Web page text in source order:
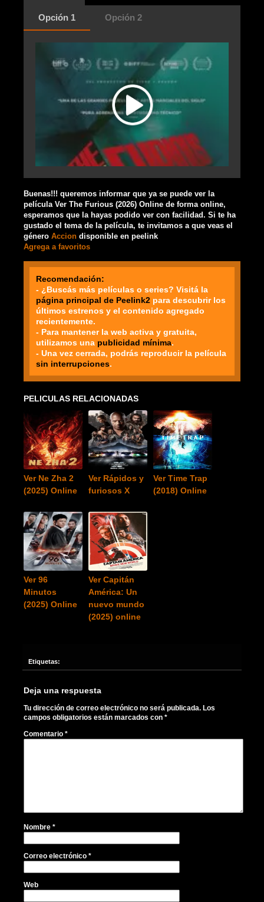
Opción 1 Opción 2
Buenas!!! queremos informar que ya se puede ver la
película Ver The Furious (2026) Online de forma online,
esperamos que la hayas podido ver con facilidad. Si te ha
gustado el tema de la película, te invitamos a que veas el
género Accion disponible en peelink
Agrega a favoritos
Recomendación:
- ¿Buscás más películas o series? Visitá la
página principal de Peelink2 para descubrir los
últimos estrenos y el contenido agregado
recientemente.
- Para mantener la web activa y gratuita,
utilizamos una publicidad mínima.
- Una vez cerrada, podrás reproducir la película
sin interrupciones.
PELICULAS RELACIONADAS
Ver Ne Zha 2
(2025) Online
Ver Rápidos y
furiosos X
Ver Time Trap
(2018) Online
Ver 96
Minutos
(2025) Online
Ver Capitán
América: Un
nuevo mundo
(2025) online
Etiquetas:
Deja una respuesta
Tu dirección de correo electrónico no será publicada. Los
campos obligatorios están marcados con *
Comentario *
Nombre *
Correo electrónico *
Web